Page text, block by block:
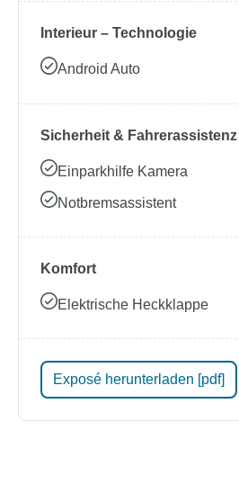
Interieur – Technologie
Android Auto
Sicherheit & Fahrerassistenz
Einparkhilfe Kamera
Notbremsassistent
Komfort
Elektrische Heckklappe
Exposé herunterladen [pdf]